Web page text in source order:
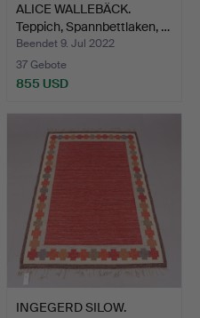
ALICE WALLEBÄCK.
Teppich, Spannbettlaken, …
Beendet 9. Jul 2022
37 Gebote
855 USD
INGEGERD SILOW.